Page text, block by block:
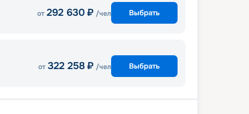
от 292 630 ₽ /чел Выбрать
от 322 258 ₽ /чел Выбрать